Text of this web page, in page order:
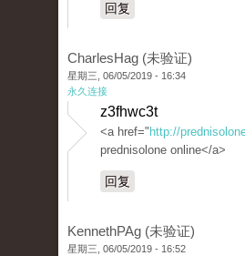
回复
CharlesHag (未验证)
星期三, 06/05/2019 - 16:34
永久连接
z3fhwc3t
<a href=" http://
prednisolone online</a>
回复
KennethPAg (未验证)
星期三, 06/05/2019 - 16:52